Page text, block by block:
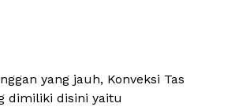
yang jauh, Konveksi Tas
dimiliki disini yaitu